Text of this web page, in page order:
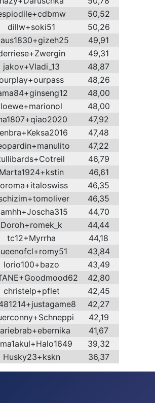
50,52
dillw+soki51
50,26
49,91
49,31
jakov+Vladi_13
48,87
48,26
48,00
loewe+marionol
48,00
47,92
47,48
47,22
46,79
Marta1924+kstin
46,61
46,35
46,35
44,70
Doroh+romek_k
44,44
tc12+Myrrha
44,18
43,84
lorio100+bazo
43,49
42,80
christelp+pflet
42,45
42,27
42,19
41,67
39,32
Husky23+kskn 36,37